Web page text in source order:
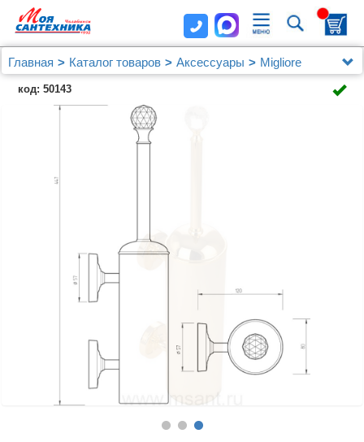
Главная Каталог товаров Аксессуары
Migliore
Ершик Migliore Amerida ML.AMR-60.403.DO
подвесной, золото
код: 50143